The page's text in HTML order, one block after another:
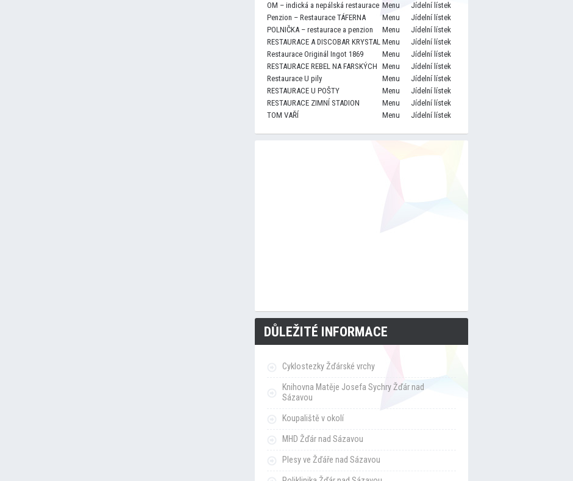
OM – indická a nepálská restaurace Menu
Jídelní lístek
Penzion – Restaurace TÁFERNA
Menu
Jídelní lístek
POLNIČKA – restaurace a penzion
Menu
Jídelní lístek
RESTAURACE A DISCOBAR KRYSTAL Menu
Jídelní lístek
Restaurace Originál Ingot 1869
Menu
Jídelní lístek
RESTAURACE REBEL NA FARSKÝCH Menu
Jídelní lístek
Restaurace U pily
Menu
Jídelní lístek
RESTAURACE U POŠTY
Menu
Jídelní lístek
RESTAURACE ZIMNÍ STADION
Menu
Jídelní lístek
TOM VAŘÍ
Menu Jídelní lístek
DŮLEŽITÉ INFORMACE
Cyklostezky Žďárské vrchy
Knihovna Matěje Josefa Sychry Žďár nad
Sázavou
Koupaliště v okolí
MHD Žďár nad Sázavou
Plesy ve Žďáře nad Sázavou